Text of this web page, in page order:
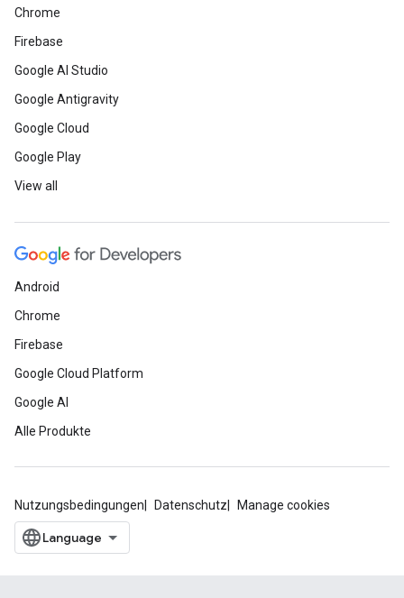
Chrome
Firebase
Google AI Studio
Google Antigravity
Google Cloud
Google Play
View all
Android
Chrome
Firebase
Google Cloud Platform
Google AI
Alle Produkte
Nutzungsbedingungen Datenschutz Manage cookies